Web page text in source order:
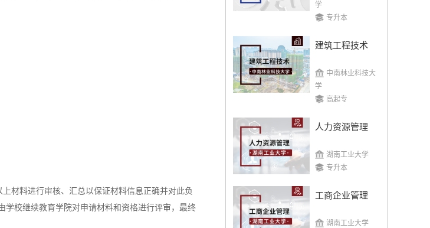
材料进行审核、汇总以保证材料信息正确并对此负
学校继续教育学院对申请材料和资格进行评审，最终
学
专升本
建筑工程技术
中南林业科技大
学
高起专
人力资源管理
湖南工业大学
专升本
工商企业管理
湖南工业大学